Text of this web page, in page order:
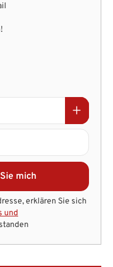
nicht verfügbar.)
mich
erklären Sie sich
und